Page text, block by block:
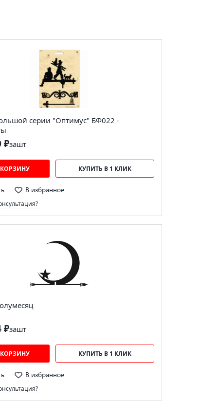
серии "Оптимус" БФ022 -
₽зашт
КУПИТЬ В 1 КЛИК
В избранное
₽зашт
КУПИТЬ В 1 КЛИК
В избранное